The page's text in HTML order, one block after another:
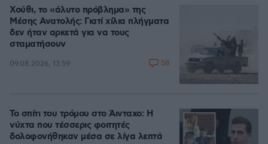
Χούθι, το «άλυτο πρόβλημα» της
Μέσης Ανατολής: Γιατί χίλια πλήγματα
δεν ήταν αρκετά για να τους
σταματήσουν
09.08.2026, 13:59 58
Το σπίτι του τρόμου στο Άινταχο: Η
νύχτα που τέσσερις φοιτητές
δολοφονήθηκαν μέσα σε λίγα λεπτά